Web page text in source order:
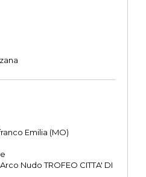
Emilia (MO)
Nudo TROFEO CITTA' DI